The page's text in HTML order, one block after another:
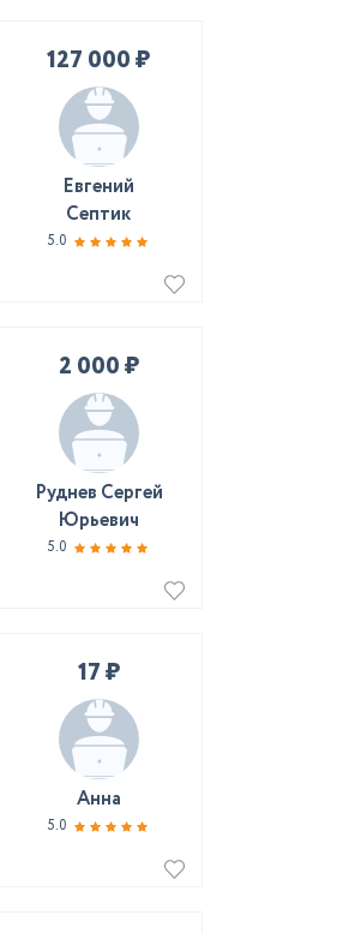
127 000 ₽
Евгений
Септик
5.0
2 000 ₽
Руднев Сергей
Юрьевич
5.0
17 ₽
Анна
5.0